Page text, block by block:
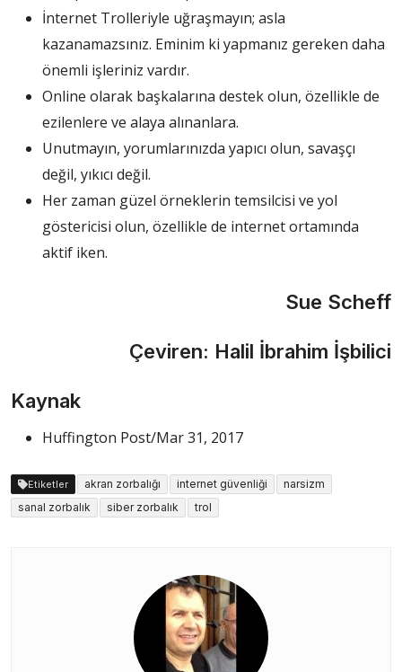
İnternet Trolleriyle uğraşmayın; asla
kazanamazsınız. Eminim ki yapmanız gereken daha
önemli işleriniz vardır.
Online olarak başkalarına destek olun, özellikle de
ezilenlere ve alaya alınanlara.
Unutmayın, yorumlarınızda yapıcı olun, savaşçı
değil, yıkıcı değil.
Her zaman güzel örneklerin temsilcisi ve yol
göstericisi olun, özellikle de internet ortamında
aktif iken.
Sue Scheff
Çeviren: Halil İbrahim İşbilici
Kaynak
Huffington Post/Mar 31, 2017
Etiketler akran zorbalığı internet güvenliği
narsizm
sanal zorbalık
siber zorbalık trol